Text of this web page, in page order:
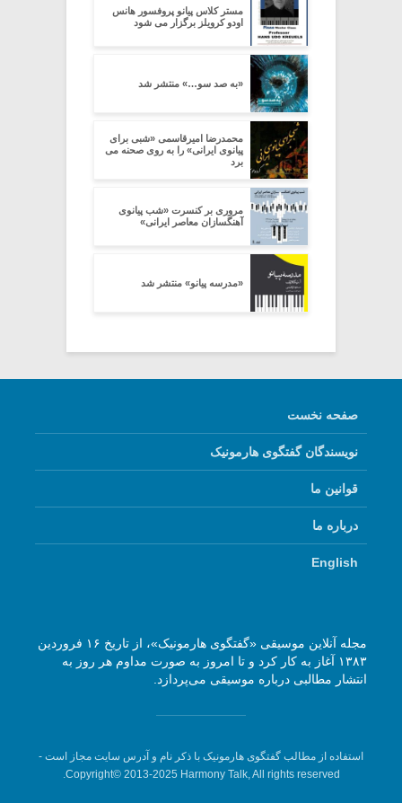
مستر کلاس پیانو پروفسور هانس
اودو کرویلز برگزار می شود
«به صد سو…» منتشر شد
محمدرضا امیرقاسمی «شبی برای
پیانوی ایرانی» را به روی صحنه می
برد
مروری بر کنسرت «شب پیانوی
آهنگسازان معاصر ایرانی»
«مدرسه پیانو» منتشر شد
صفحه نخست
نویسندگان گفتگوی هارمونیک
قوانین ما
درباره ما
English
مجله آنلاین موسیقی «گفتگوی هارمونیک»، از تاریخ ۱۶ فروردین
۱۳۸۳ آغاز به کار کرد و تا امروز به صورت مداوم هر روز به
انتشار مطالبی درباره موسیقی می‌پردازد.
استفاده از مطالب گفتگوی هارمونیک با ذکر نام و آدرس سایت مجاز است -
Copyright© 2013-2025 Harmony Talk, All rights reserved.